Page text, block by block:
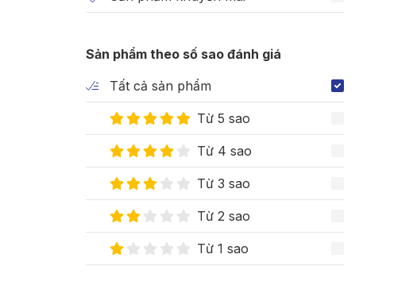
Sản phẩm theo số sao đánh giá
Tất cả sản phẩm
Từ 5 sao
Từ 4 sao
Từ 3 sao
Từ 2 sao
Từ 1 sao